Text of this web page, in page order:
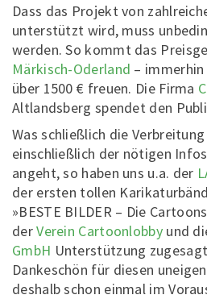
Dass das Projekt von
unterstützt wird, muss
werden. So kommt das
Märkisch-Oderland –
über 1500 € freuen. Die Firma
Altlandsberg spendet den
Was schließlich die
einschließlich der nötigen
angeht, so haben uns u.a. der
der ersten tollen
»BESTE BILDER – Die
derVerein Cartoonlobbyund
GmbH Unterstützung
Dankeschön für diesen
deshalb schon einmal im